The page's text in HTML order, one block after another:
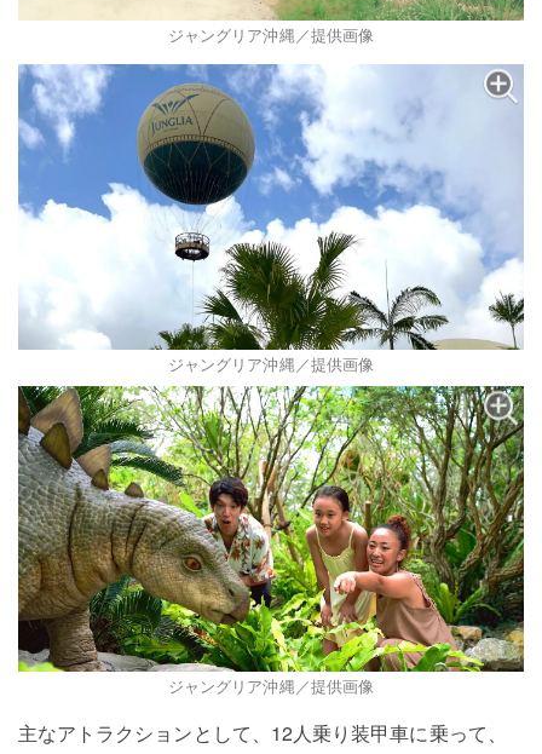
ジャングリア沖縄／提供画像
ジャングリア沖縄／提供画像
ジャングリア沖縄／提供画像
主なアトラクションとして、12人乗り装甲車に乗って、